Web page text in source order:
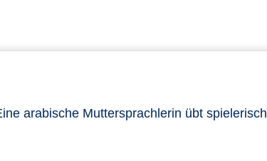
arabische Muttersprachlerin übt spielerisch